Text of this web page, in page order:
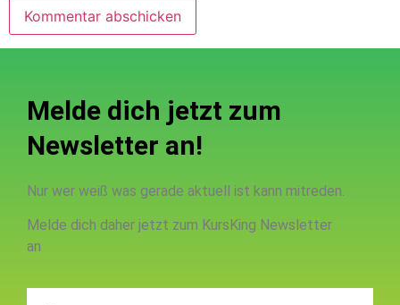
Melde dich jetzt zum
Newsletter an!
Nur wer weiß was gerade aktuell ist kann mitreden.
Melde dich daher jetzt zum KursKing Newsletter
an